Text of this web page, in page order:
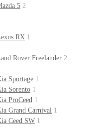
5 2
RX 1
Rover Freelander 2
Sportage 1
Sorento 1
ProCeed 1
Grand Carnival 1
Ceed SW 1